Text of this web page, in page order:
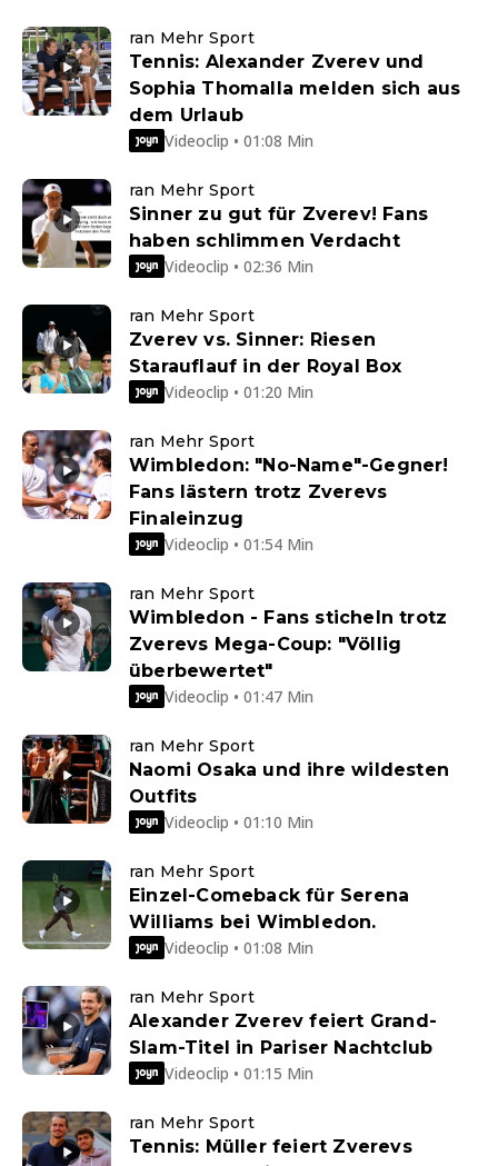
ran Mehr Sport
Tennis: Alexander Zverev und
Sophia Thomalla melden sich aus
dem Urlaub
Videoclip • 01:08 Min
ran Mehr Sport
Sinner zu gut für Zverev! Fans
haben schlimmen Verdacht
Videoclip • 02:36 Min
ran Mehr Sport
Zverev vs. Sinner: Riesen
Starauflauf in der Royal Box
Videoclip • 01:20 Min
ran Mehr Sport
Wimbledon: "No-Name"-Gegner!
Fans lästern trotz Zverevs
Finaleinzug
Videoclip • 01:54 Min
ran Mehr Sport
Wimbledon - Fans sticheln trotz
Zverevs Mega-Coup: "Völlig
überbewertet"
Videoclip • 01:47 Min
ran Mehr Sport
Naomi Osaka und ihre wildesten
Outfits
Videoclip • 01:10 Min
ran Mehr Sport
Einzel-Comeback für Serena
Williams bei Wimbledon.
Videoclip • 01:08 Min
ran Mehr Sport
Alexander Zverev feiert Grand-
Slam-Titel in Pariser Nachtclub
Videoclip • 01:15 Min
ran Mehr Sport
Tennis: Müller feiert Zverevs